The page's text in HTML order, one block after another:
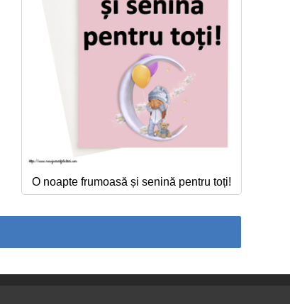
O noapte frumoasă și senină pentru toți!